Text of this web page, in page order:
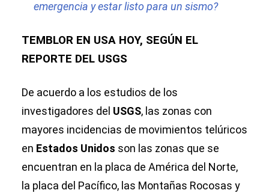
emergencia y estar listo para un sismo?
TEMBLOR EN USA HOY, SEGÚN EL
REPORTE DEL USGS
De acuerdo a los estudios de los
investigadores del USGS, las zonas con
mayores incidencias de movimientos telúricos
en Estados Unidos son las zonas que se
encuentran en la placa de América del Norte,
la placa del Pacífico, las Montañas Rocosas y